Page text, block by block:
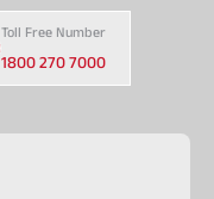
Toll Free Number
1800 270 7000